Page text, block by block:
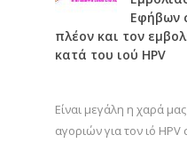
Εφήβων
πλέον και τον
κατά του ιού HPV
Είναι μεγάλη η χαρά
αγοριών για τον ιό